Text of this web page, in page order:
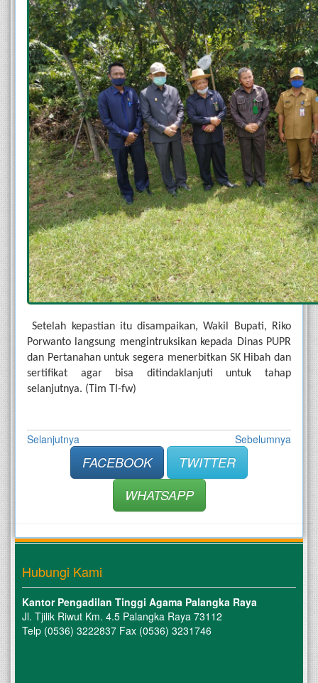
Setelah kepastian itu disampaikan, Wakil Bupati, Riko
Porwanto langsung mengintruksikan kepada Dinas PUPR
dan Pertanahan untuk segera menerbitkan SK Hibah dan
sertifikat agar bisa ditindaklanjuti untuk tahap
selanjutnya. (Tim TI-fw)
Selanjutnya Sebelumnya
FACEBOOK
TWITTER
WHATSAPP
Hubungi Kami
Kantor Pengadilan Tinggi Agama Palangka Raya
Jl. Tjilik Riwut Km. 4.5 Palangka Raya 73112
Telp (0536) 3222837 Fax (0536) 3231746